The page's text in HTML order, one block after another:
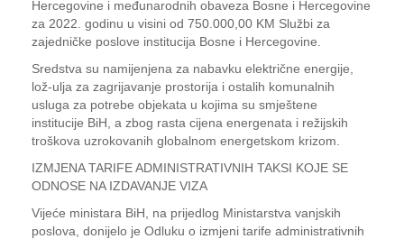
Hercegovine i međunarodnih obaveza Bosne i Hercegovine
za 2022. godinu u visini od 750.000,00 KM Službi za
zajedničke poslove institucija Bosne i Hercegovine.
Sredstva su namijenjena za nabavku električne energije,
lož-ulja za zagrijavanje prostorija i ostalih komunalnih
usluga za potrebe objekata u kojima su smještene
institucije BiH, a zbog rasta cijena energenata i režijskih
troškova uzrokovanih globalnom energetskom krizom.
IZMJENA TARIFE ADMINISTRATIVNIH TAKSI KOJE SE
ODNOSE NA IZDAVANJE VIZA
Vijeće ministara BiH, na prijedlog Ministarstva vanjskih
poslova, donijelo je Odluku o izmjeni tarife administrativnih